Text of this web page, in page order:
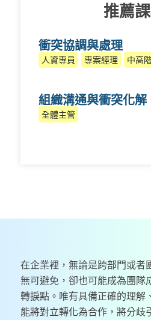
推薦
衝突協調與處理
人資專員 專案經理 中高
組織溝通與衝突化解
全體主管
在企業裡，無論是跨部門或者
無可避免，卻也可能成為團隊
轉捩點。唯有具備正確的理解
能將對立轉化為合作，將分歧